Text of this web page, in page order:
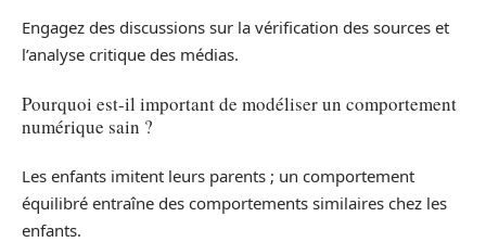
Engagez des discussions sur la vérification des sources et
l’analyse critique des médias.
Pourquoi est-il important de modéliser un comportement
numérique sain ?
Les enfants imitent leurs parents ; un comportement
équilibré entraîne des comportements similaires chez les
enfants.